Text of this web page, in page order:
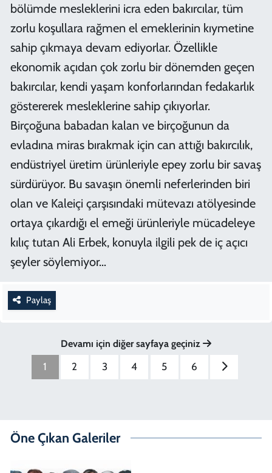
bölümde mesleklerini icra eden bakırcılar, tüm
zorlu koşullara rağmen el emeklerinin kıymetine
sahip çıkmaya devam ediyorlar. Özellikle
ekonomik açıdan çok zorlu bir dönemden geçen
bakırcılar, kendi yaşam konforlarından fedakarlık
göstererek mesleklerine sahip çıkıyorlar.
Birçoğuna babadan kalan ve birçoğunun da
evladına miras bırakmak için can attığı bakırcılık,
endüstriyel üretim ürünleriyle epey zorlu bir savaş
sürdürüyor. Bu savaşın önemli neferlerinden biri
olan ve Kaleiçi çarşısındaki mütevazı atölyesinde
ortaya çıkardığı el emeği ürünleriyle mücadeleye
kılıç tutan Ali Erbek, konuyla ilgili pek de iç açıcı
şeyler söylemiyor…
Paylaş
Devamı için diğer sayfaya geçiniz
1 2 3 4 5 6
Öne Çıkan Galeriler